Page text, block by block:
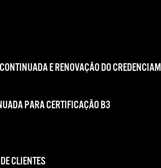
E RENOVAÇÃO DO
PARA CERTIFICAÇÃO B3
CLIENTES